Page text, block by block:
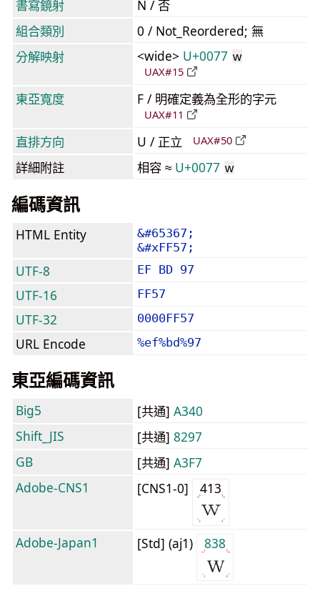
書寫鏡射
N / 否
組合類別
0 / Not_Reordered; 無
分解映射
<wide> U+0077 w
UAX#15
東亞寬度 F / 明確定義為全形的字元
UAX#11
直排方向 U / 正立 UAX#50
詳細附註 相容 ≈ U+0077 w
編碼資訊
HTML Entity
&#65367;
&#xFF57;
UTF-8 EF BD 97
UTF-16 FF57
UTF-32 0000FF57
URL Encode %ef%bd%97
東亞編碼資訊
Big5 [共通] A340
Shift_JIS
[共通] 8297
GB
[共通] A3F7
Adobe-CNS1
[CNS1-0] 413
Adobe-Japan1 [Std] (aj1) 838